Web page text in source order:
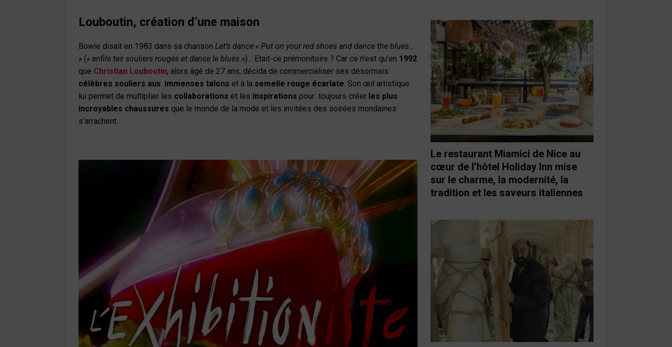
Louboutin, création d’une maison
Bowie disait en 1983 dans sa chanson Let’s dance « Put on your red shoes and dance the blues…
» (« enfile tes souliers rouges et danse le blues »)… Etait-ce prémonitoire ? Car ce n’est qu’en 1992
que Christian Louboutin, alors âgé de 27 ans, décida de commercialiser ses désormais
célèbres souliers aux immenses talons et à la semelle rouge écarlate. Son œil artistique
lui permet de multiplier les collaborations et les inspirations pour toujours créer les plus
incroyables chaussures que le monde de la mode et les invitées des soirées mondaines
s’arrachent.
Le restaurant Miamici de Nice au
cœur de l’hôtel Holiday Inn mise
sur le charme, la modernité, la
tradition et les saveurs italiennes